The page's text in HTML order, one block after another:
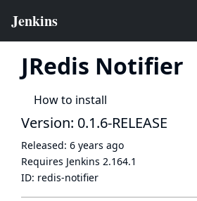
JRedis Notifier
How to install
Version: 0.1.6-RELEASE
Released: 6 years ago
Requires Jenkins 2.164.1
ID: redis-notifier